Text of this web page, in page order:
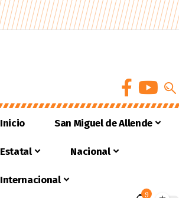
Inicio San Miguel de Allende
Estatal Nacional
Internacional
9